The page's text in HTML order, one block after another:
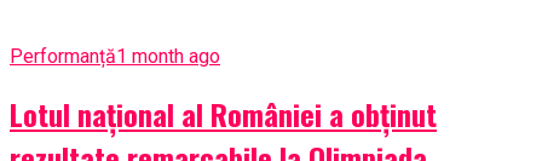
Performanță1 month ago
Lotul național al României a obținut